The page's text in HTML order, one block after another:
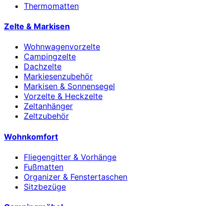
Thermomatten
Zelte & Markisen
Wohnwagenvorzelte
Campingzelte
Dachzelte
Markiesenzubehör
Markisen & Sonnensegel
Vorzelte & Heckzelte
Zeltanhänger
Zeltzubehör
Wohnkomfort
Fliegengitter & Vorhänge
Fußmatten
Organizer & Fenstertaschen
Sitzbezüge